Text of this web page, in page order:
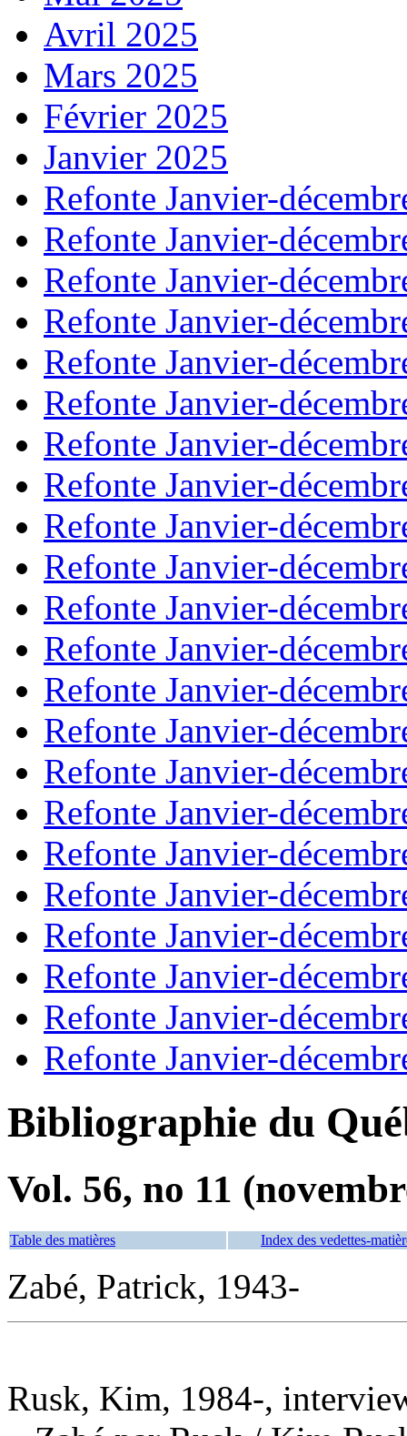
Avril 2025
Mars 2025
Février 2025
Janvier 2025
Refonte Janvier-
Refonte Janvier-
Refonte Janvier-
Refonte Janvier-
Refonte Janvier-
Refonte Janvier-
Refonte Janvier-
Refonte Janvier-
Refonte Janvier-
Refonte Janvier-
Refonte Janvier-
Refonte Janvier-
Refonte Janvier-
Refonte Janvier-
Refonte Janvier-
Refonte Janvier-
Refonte Janvier-
Refonte Janvier-
Refonte Janvier-
Refonte Janvier-
Refonte Janvier-
Refonte Janvier-
Bibliographie du
Vol. 56, no 11
Table des matières Index des vedettes-
Zabé, Patrick, 1943-
Rusk, Kim, 1984-,